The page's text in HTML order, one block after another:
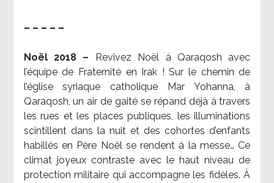
– – – – –
Noël 2018 –
Revivez Noël à Qaraqosh avec
l’équipe de Fraternité en Irak ! Sur le chemin de
l’église syriaque catholique Mar Yohanna, à
Qaraqosh, un air de gaité se répand déjà à travers
les rues et les places publiques, les illuminations
scintillent dans la nuit et des cohortes d’enfants
habillés en Père Noël se rendent à la messe… Ce
climat joyeux contraste avec le haut niveau de
protection militaire qui accompagne les fidèles. À